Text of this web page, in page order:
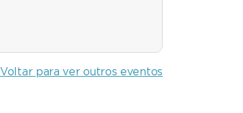
Voltar para ver outros eventos